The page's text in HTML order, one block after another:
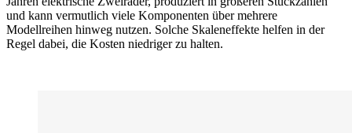
und kann vermutlich viele Komponenten über mehrere
Modellreihen hinweg nutzen. Solche Skaleneffekte helfen in der
Regel dabei, die Kosten niedriger zu halten.